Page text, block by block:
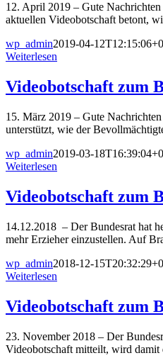
12. April 2019 – Gute
aktuellen Videobotschaft betont,
wp_admin2019-04-
Weiterlesen
Videobotschaft zum
15. März 2019 – Gute
unterstützt, wie der
wp_admin2019-03-
Weiterlesen
Videobotschaft zum
14.12.2018 – Der Bundesrat hat
mehr Erzieher einzustellen. Auf
wp_admin2018-12-
Weiterlesen
Videobotschaft zum
23. November 2018 – Der
Videobotschaft mitteilt, wird damit